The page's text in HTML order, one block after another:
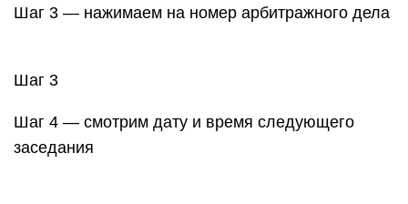
Шаг 3 — нажимаем на номер арбитражного дела
Шаг 3
Шаг 4 — смотрим дату и время следующего
заседания